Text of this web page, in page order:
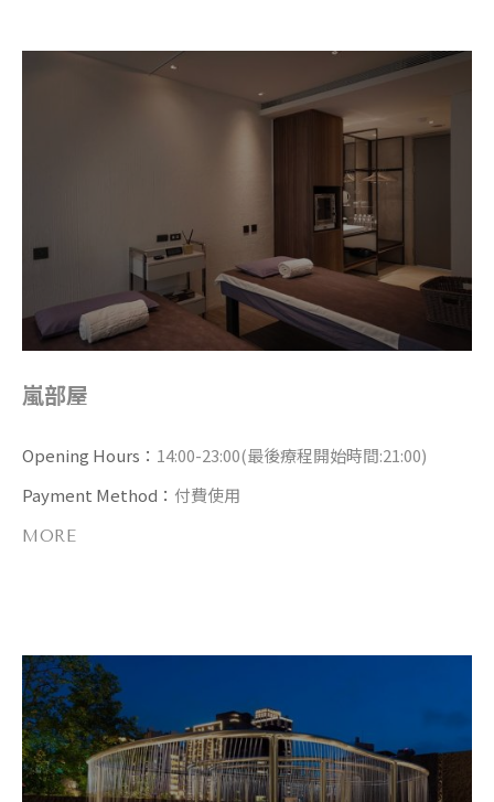
嵐部屋
Opening Hours： 14:00-23:00(最後療程開始時間:21:00)
Payment Method： 付費使用
MORE